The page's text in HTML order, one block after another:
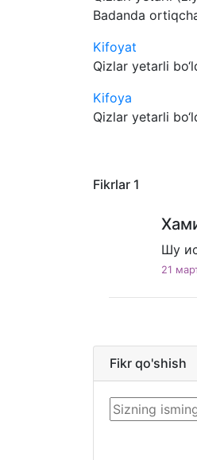
Badanda
Kifoyat
Qizlar yetarli
Kifoya
Qizlar yetarli
Fikrlar 1
Шу
21
Fikr qo'shish